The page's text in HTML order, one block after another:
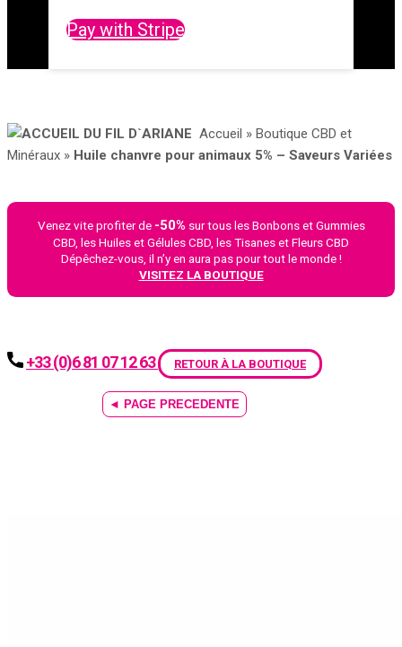
Pay with Stripe
Accueil » Boutique CBD et
Minéraux » Huile chanvre pour animaux 5% – Saveurs Variées
Venez vite profiter de -50% sur tous les Bonbons et Gummies
CBD, les Huiles et Gélules CBD, les Tisanes et Fleurs CBD
Dépêchez-vous, il n’y en aura pas pour tout le monde !
VISITEZ LA BOUTIQUE
+33 (0)6 81 07 12 63 RETOUR À LA BOUTIQUE
◄ PAGE PRECEDENTE